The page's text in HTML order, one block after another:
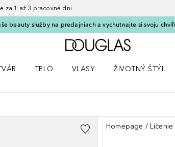
1 až 3 pracovné dni
beauty služby na predajniach a vychutnajte si svoju
Domov
TELO
VLASY
ŽIVOTNÝ ŠTÝL
Homepage Líčenie